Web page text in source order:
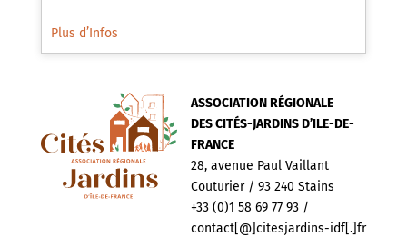
Plus d’Infos
ASSOCIATION RÉGIONALE
DES CITÉS-JARDINS D’ILE-DE-
FRANCE
28, avenue Paul Vaillant
Couturier / 93 240 Stains
+33 (0)1 58 69 77 93 /
contact[@]citesjardins-idf[.]fr